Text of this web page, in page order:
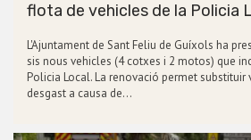
flota de vehicles de la Policia
L'Ajuntament de Sant Feliu de Guíxols ha
sis nous vehicles (4 cotxes i 2 motos) que
Policia Local. La renovació permet
desgast a causa de…